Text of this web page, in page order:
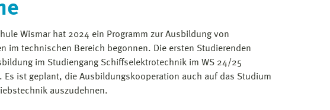
Wismar hat 2024 ein Programm zur Ausbildung von
im technischen Bereich begonnen. Die ersten Studierenden
im Studiengang Schiffselektrotechnik im WS 24/25
Es ist geplant, die Ausbildungskooperation auch auf das Studium
auszudehnen.